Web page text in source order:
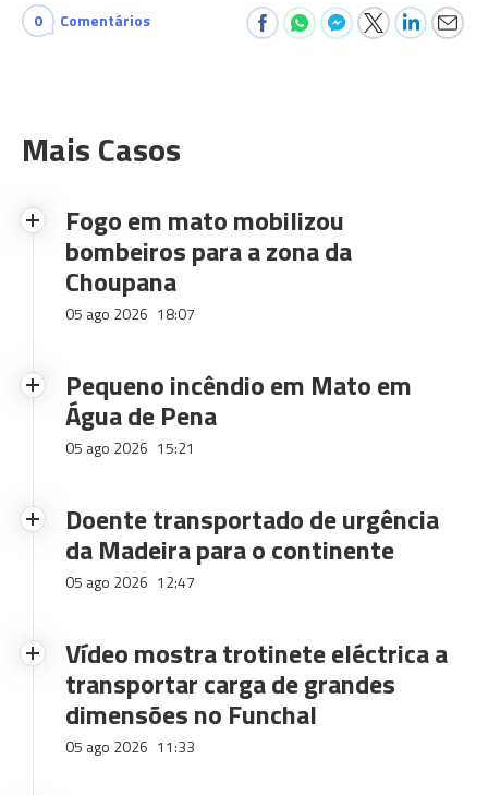
0 Comentários
Mais Casos
Fogo em mato mobilizou
bombeiros para a zona da
Choupana
05 ago 2026 18:07
Pequeno incêndio em Mato em
Água de Pena
05 ago 2026 15:21
Doente transportado de urgência
da Madeira para o continente
05 ago 2026 12:47
Vídeo mostra trotinete eléctrica a
transportar carga de grandes
dimensões no Funchal
05 ago 2026 11:33